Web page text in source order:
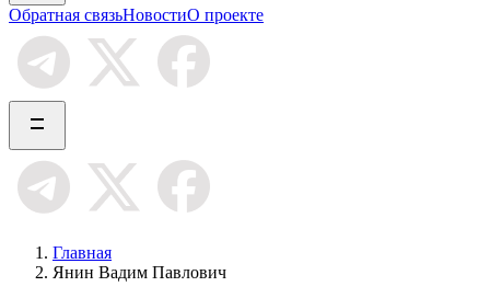
Обратная связьНовостиО проекте
Главная
Янин Вадим Павлович